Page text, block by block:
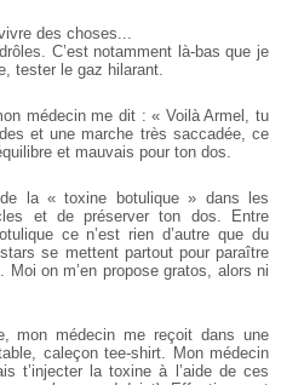
des choses...
C’est notamment là-bas que je
tester le gaz hilarant.
médecin me dit : « Voilà Armel, tu
et une marche très saccadée, ce
et mauvais pour ton dos.
la « toxine botulique » dans les
et de préserver ton dos. Entre
ce n’est rien d’autre que du
se mettent partout pour paraître
on m’en propose gratos, alors ni
mon médecin me reçoit dans une
caleçon tee-shirt. Mon médecin
t’injecter la toxine à l’aide de ces